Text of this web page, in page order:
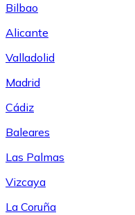
Bilbao
Alicante
Valladolid
Madrid
Cádiz
Baleares
Las Palmas
Vizcaya
La Coruña